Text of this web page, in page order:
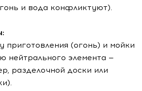
и вода конфликтуют).
приготовления (огонь) и мойки
нейтрального элемента —
разделочной доски или